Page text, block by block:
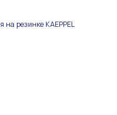
резинке KAEPPEL